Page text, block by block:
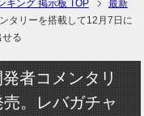
キング 掲示板 TOP
最新
タリーを搭載して12月7日に
る
者コメンタリ
。レバガチャ